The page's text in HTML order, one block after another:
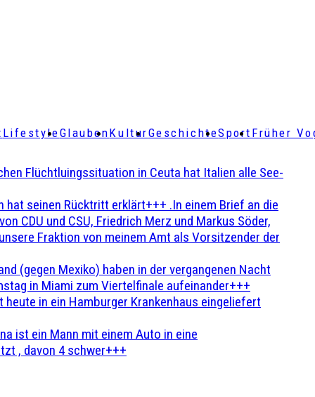
LifestyleGlaubenKulturGeschichteSport Früher
Flüchtluingssituation in Ceuta hat Italien alle See-
hat seinen Rücktritt erklärt+++ .In einem Brief an die
CDU und CSU, Friedrich Merz und Markus Söder,
Fraktion von meinem Amt als Vorsitzender der
(gegen Mexiko) haben in der vergangenen Nacht
in Miami zum Viertelfinale aufeinander+++
in ein Hamburger Krankenhaus eingeliefert
ist ein Mann mit einem Auto in eine
, davon 4 schwer+++